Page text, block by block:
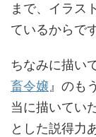
まで、イラス
ているからです
ちなみに描い
畜令嬢 』のも
当に描いてい
とした説得力